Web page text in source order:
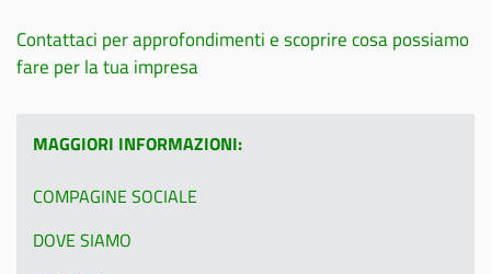
Contattaci per approfondimenti e scoprire cosa possiamo
fare per la tua impresa
MAGGIORI INFORMAZIONI:
COMPAGINE SOCIALE
DOVE SIAMO